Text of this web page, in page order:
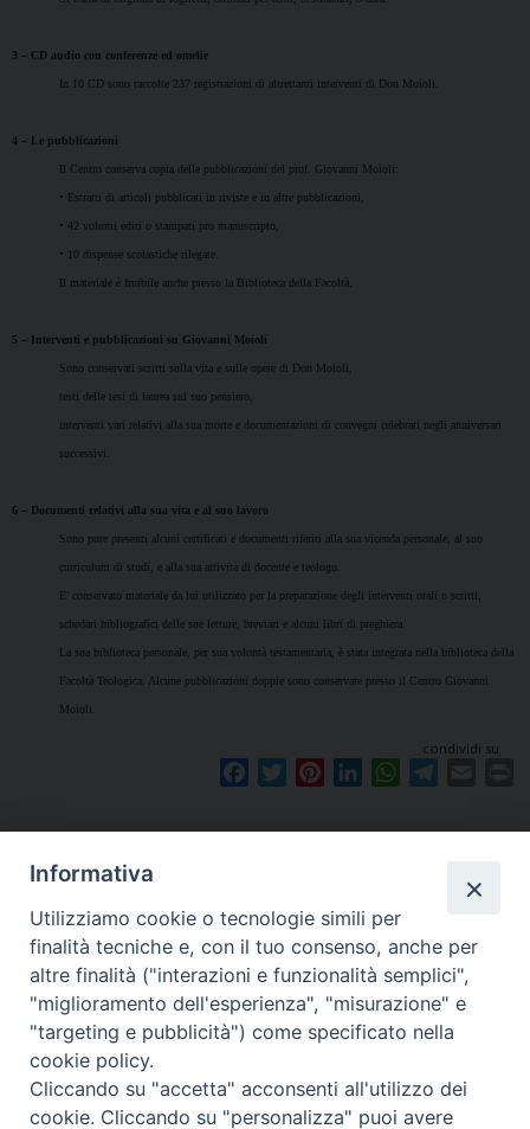
3 – CD audio con conferenze ed omelie
In 10 CD sono raccolte 237 registrazioni di altrettanti interventi di Don Moioli.
4 – Le pubblicazioni
Il Centro conserva copia delle pubblicazioni del prof. Giovanni Moioli:
• Estratti di articoli pubblicati in riviste e in altre pubblicazioni,
• 42 volumi editi o stampati pro manuscripto,
• 10 dispense scolastiche rilegate.
Il materiale è fruibile anche presso la Biblioteca della Facoltà.
5 – Interventi e pubblicazioni su Giovanni Moioli
Sono conservati scritti sulla vita e sulle opere di Don Moioli,
testi delle tesi di laurea sul suo pensiero,
interventi vari relativi alla sua morte e documentazioni di convegni celebrati negli anniversari
successivi.
6 – Documenti relativi alla sua vita e al suo lavoro
Sono pure presenti alcuni certificati e documenti riferiti alla sua vicenda personale, al suo
curriculum di studi, e alla sua attività di docente e teologo.
E’ conservato materiale da lui utilizzato per la preparazione degli interventi orali o scritti,
schedari bibliografici delle sue letture, breviari e alcuni libri di preghiera.
La sua biblioteca personale, per sua volontà testamentaria, è stata integrata nella biblioteca della
Facoltà Teologica. Alcune pubblicazioni doppie sono conservate presso il Centro Giovanni
Moioli.
condividi su
c
o
o
k
i
e
r
n
r
e
s
t
n
d
I
n
W
a
A
p
p
l
a
m
a
l
i
Dove siamo Privacy Policy
Chiesa Cattolica Italiana
La Santa Sede
Informativa
Utilizziamo cookie o tecnologie simili per
finalità tecniche e, con il tuo consenso, anche per
altre finalità ("interazioni e funzionalità semplici",
"miglioramento dell'esperienza", "misurazione" e
"targeting e pubblicità") come specificato nella
cookie policy.
Cliccando su "accetta" acconsenti all'utilizzo dei
cookie. Cliccando su "personalizza" puoi avere